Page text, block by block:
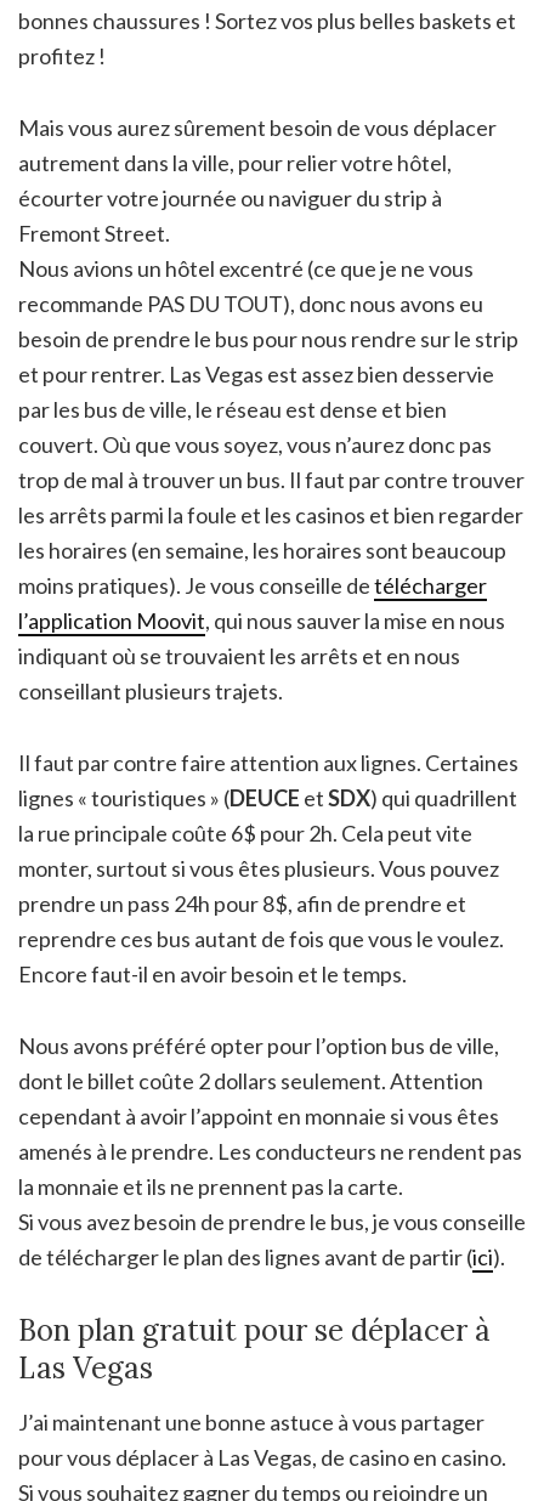
bonnes chaussures ! Sortez vos plus belles baskets et
profitez !
Mais vous aurez sûrement besoin de vous déplacer
autrement dans la ville, pour relier votre hôtel,
écourter votre journée ou naviguer du strip à
Fremont Street.
Nous avions un hôtel excentré (ce que je ne vous
recommande PAS DU TOUT), donc nous avons eu
besoin de prendre le bus pour nous rendre sur le strip
et pour rentrer. Las Vegas est assez bien desservie
par les bus de ville, le réseau est dense et bien
couvert. Où que vous soyez, vous n’aurez donc pas
trop de mal à trouver un bus. Il faut par contre trouver
les arrêts parmi la foule et les casinos et bien regarder
les horaires (en semaine, les horaires sont beaucoup
moins pratiques). Je vous conseille detélécharger
l’application Moovit, qui nous sauver la mise en nous
indiquant où se trouvaient les arrêts et en nous
conseillant plusieurs trajets.
Il faut par contre faire attention aux lignes. Certaines
lignes « touristiques » (DEUCE etSDX) qui quadrillent
la rue principale coûte 6$ pour 2h. Cela peut vite
monter, surtout si vous êtes plusieurs. Vous pouvez
prendre un pass 24h pour 8$, afin de prendre et
reprendre ces bus autant de fois que vous le voulez.
Encore faut-il en avoir besoin et le temps.
Nous avons préféré opter pour l’option bus de ville,
dont le billet coûte 2 dollars seulement. Attention
cependant à avoir l’appoint en monnaie si vous êtes
amenés à le prendre. Les conducteurs ne rendent pas
la monnaie et ils ne prennent pas la carte.
Si vous avez besoin de prendre le bus, je vous conseille
de télécharger le plan des lignes avant de partir (ici).
Bon plan gratuit pour se déplacer à
Las Vegas
J’ai maintenant une bonne astuce à vous partager
pour vous déplacer à Las Vegas, de casino en casino.
Si vous souhaitez gagner du temps ou rejoindre un